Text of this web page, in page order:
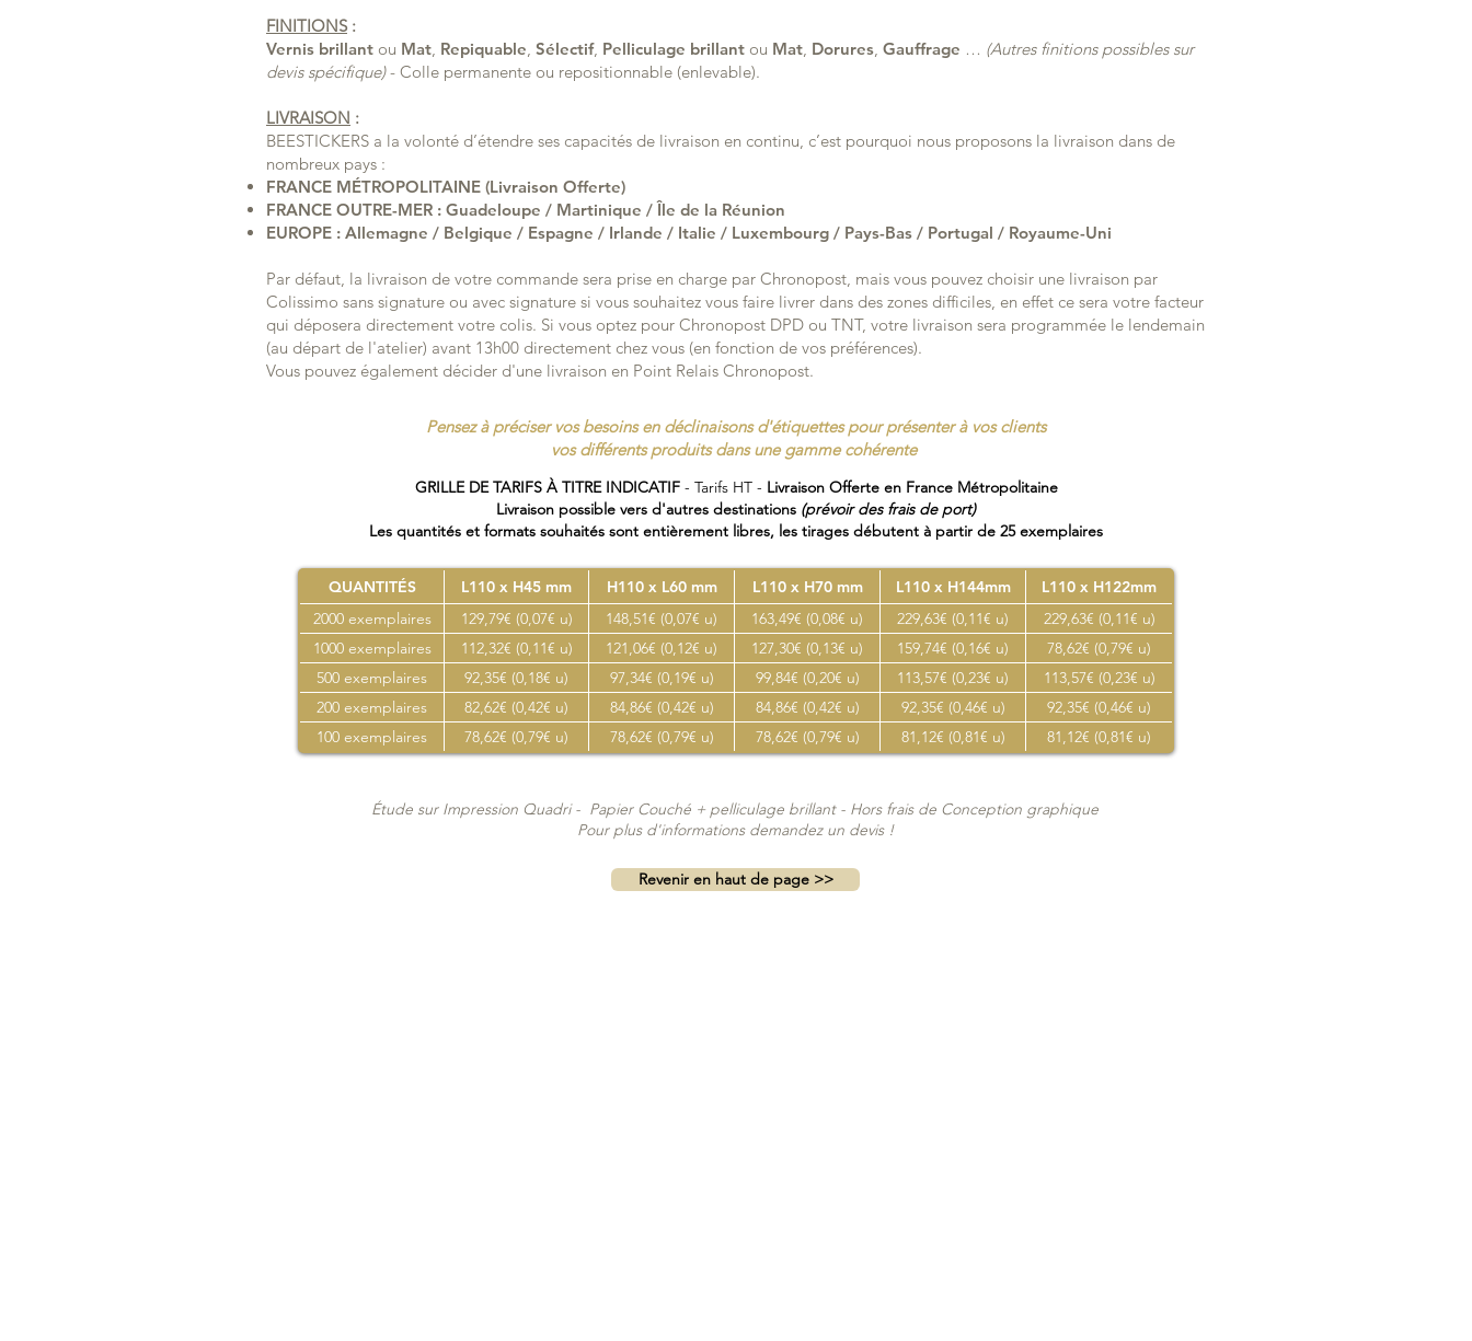
FINITIONS :
Vernis brillant ou Mat, Repiquable, Sélectif, Pelliculage brillant ou Mat, Dorures, Gauffrage … (Autres finitions possibles sur
devis spécifique)- Colle permanente ou repositionnable (enlevable).
LIVRAISON :
BEESTICKERS a la volonté d’étendre ses capacités de livraison en continu, c’est pourquoi nous proposons la livraison dans de
nombreux pays :
FRANCE MÉTROPOLITAINE (Livraison Offerte)
FRANCE OUTRE-MER : Guadeloupe / Martinique / Île de la Réunion
EUROPE : Allemagne / Belgique / Espagne / Irlande / Italie / Luxembourg / Pays-Bas / Portugal / Royaume-Uni
Par défaut, la livraison de votre commande sera prise en charge par Chronopost, mais vous pouvez choisir une livraison par
Colissimo sans signature ou avec signature si vous souhaitez vous faire livrer dans des zones difficiles, en effet ce sera votre facteur
qui déposera directement votre colis. Si vous optez pour Chronopost DPD ou TNT, votre livraison sera programmée le lendemain
(au départ de l'atelier) avant 13h00 directement chez vous (en fonction de vos préférences).
Vous pouvez également décider d'une livraison en Point Relais Chronopost.
Pensez à préciser vos besoins en déclinaisons d'étiquettes pour présenter à vos clients
vos différents produits dans une gamme cohérente
GRILLE DE TARIFS À TITRE INDICATIF - Tarifs HT - Livraison Offerte en France Métropolitaine
Livraison possible vers d'autres destinations (prévoir des frais de port)
Les quantités et formats souhaités sont entièrement libres, les tirages débutent à partir de 25 exemplaires
QUANTITÉS L110 x H45 mm H110 x L60 mm L110 x H70 mm L110 x H144mm
L110 x H122mm
2000 exemplaires
129,79€ (0,07€ u) 148,51€ (0,07€ u) 163,49€ (0,08€ u) 229,63€ (0,11€ u)
229,63€ (0,11€ u)
1000 exemplaires
112,32€ (0,11€ u) 121,06€ (0,12€ u) 127,30€ (0,13€ u) 159,74€ (0,16€ u)
78,62€ (0,79€ u)
500 exemplaires
92,35€ (0,18€ u) 97,34€ (0,19€ u) 99,84€ (0,20€ u) 113,57€ (0,23€ u)
113,57€ (0,23€ u)
200 exemplaires
82,62€ (0,42€ u) 84,86€ (0,42€ u) 84,86€ (0,42€ u) 92,35€ (0,46€ u)
92,35€ (0,46€ u)
100 exemplaires
78,62€ (0,79€ u) 78,62€ (0,79€ u) 78,62€ (0,79€ u) 81,12€ (0,81€ u) 81,12€ (0,81€ u)
Étude sur Impression Quadri - Papier Couché + pelliculage brillant - Hors frais de Conception graphique
Pour plus d'informations demandez un devis !
Revenir en haut de page >>